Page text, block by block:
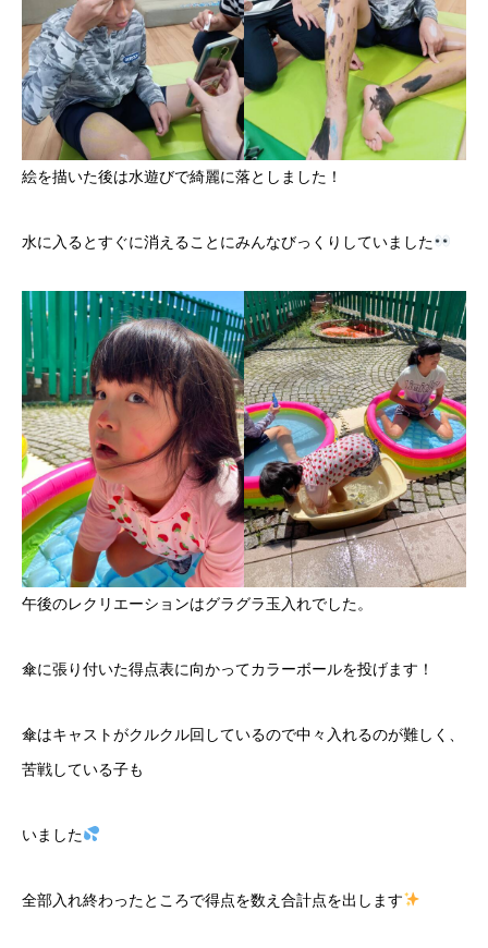
絵を描いた後は水遊びで綺麗に落としました！
水に入るとすぐに消えることにみんなびっくりしていました
午後のレクリエーションはグラグラ玉入れでした。
傘に張り付いた得点表に向かってカラーボールを投げます！
傘はキャストがクルクル回しているので中々入れるのが難しく、
苦戦している子も
いました
全部入れ終わったところで得点を数え合計点を出します